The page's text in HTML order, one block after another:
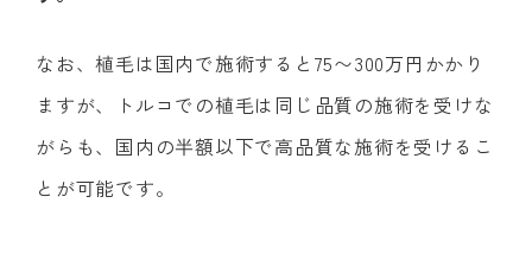
なお、植毛は国内で施術すると75〜300万円かかり
ますが、トルコでの植毛は同じ品質の施術を受けな
がらも、国内の半額以下で高品質な施術を受けるこ
とが可能です。